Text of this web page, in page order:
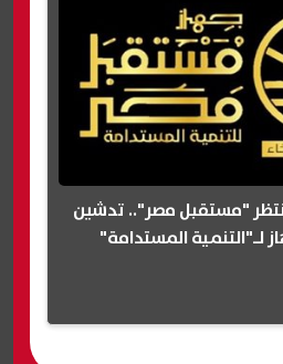
"مستقبل مصر".. تدشين
المستدامة"